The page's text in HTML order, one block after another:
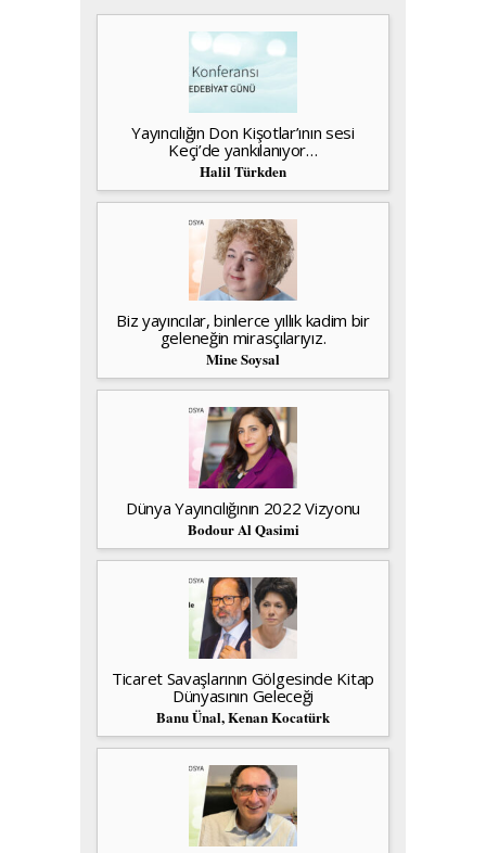
Yayıncılığın Don Kişotlar’ının sesi
Keçi’de yankılanıyor…
Halil Türkden
Biz yayıncılar, binlerce yıllık kadim bir
geleneğin mirasçılarıyız.
Mine Soysal
Dünya Yayıncılığının 2022 Vizyonu
Bodour Al Qasimi
Ticaret Savaşlarının Gölgesinde Kitap
Dünyasının Geleceği
Banu Ünal, Kenan Kocatürk